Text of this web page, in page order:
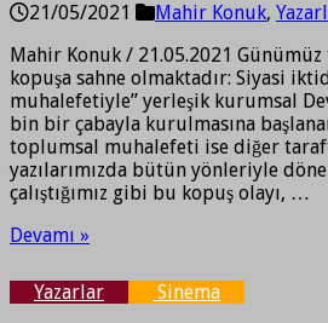
21/05/2021 Mahir Konuk,
Mahir Konuk / 21.05.2021
kopuşa sahne olmaktadır: Siyasi
muhalefetiyle” yerleşik kurumsal
bin bir çabayla kurulmasına
toplumsal muhalefeti ise diğer
yazılarımızda bütün yönleriyle
çalıştığımız gibi bu kopuş olayı, …
Devamı »
Yazarlar Sinema